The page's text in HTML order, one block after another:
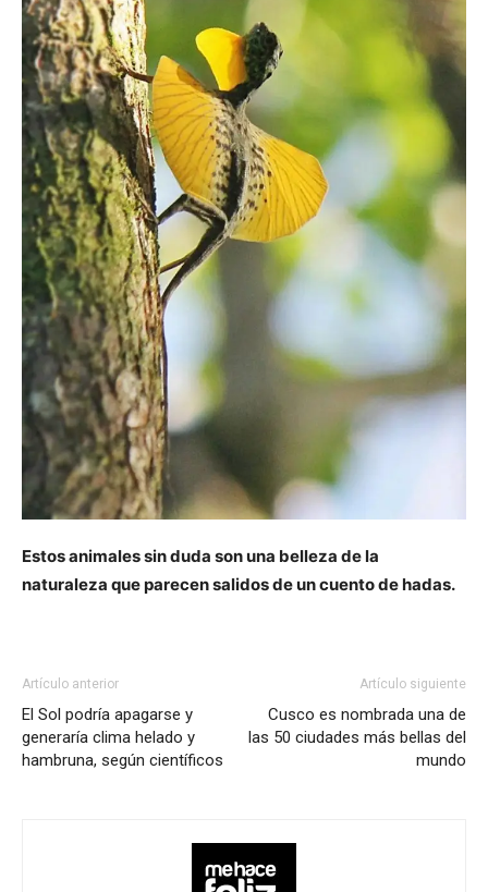
Estos animales sin duda son una belleza de la
naturaleza que parecen salidos de un cuento de hadas.
Artículo anterior
El Sol podría apagarse y
generaría clima helado y
hambruna, según científicos
Artículo siguiente
Cusco es nombrada una de
las 50 ciudades más bellas del
mundo